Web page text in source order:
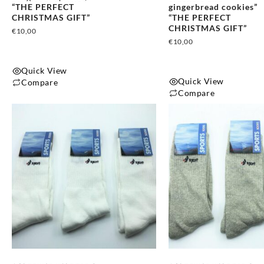
“THE PERFECT
CHRISTMAS GIFT”
€10,00
Quick View
Compare
gingerbread cookies”
“THE PERFECT
CHRISTMAS GIFT”
€10,00
Quick View
Compare